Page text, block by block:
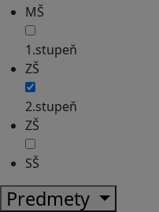
MŠ
1.stupeň
ZŠ
2.stupeň
ZŠ
SŠ
Predmety